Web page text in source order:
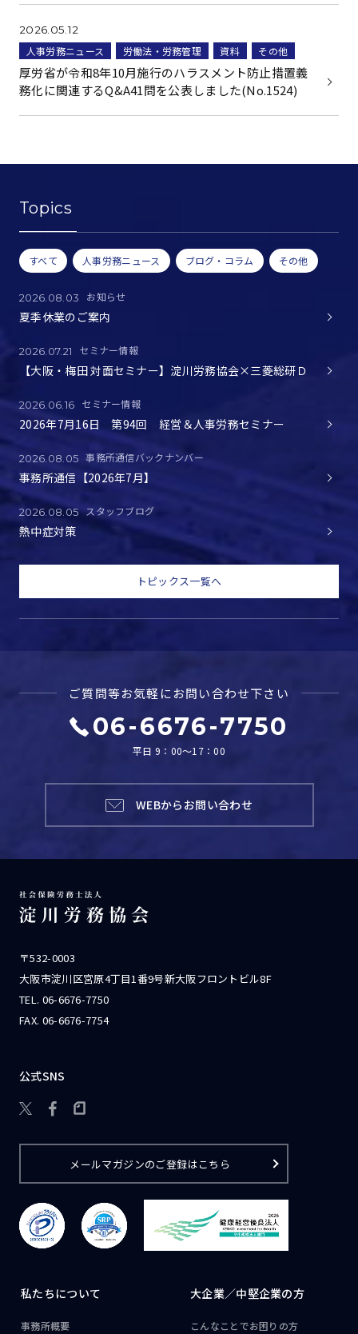
Topics
すべて 人事労務ニュース ブログ・コラム その他
2026.08.03 お知らせ
夏季休業のご案内
2026.07.21 セミナー情報
【大阪・梅田 対面セミナー】淀川労務協会×三菱総研Ｄ
2026.06.16 セミナー情報
2026年7月16日 第94回 経営＆人事労務セミナー
2026.08.05 事務所通信バックナンバー
事務所通信【2026年7月】
2026.08.05 スタッフブログ
熱中症対策
トピックス一覧へ
2026.05.12
人事労務ニュース 労働法・労務管理 資料 その他
厚労省が令和8年10月施行のハラスメント防止措置義
務化に関連するQ&A41問を公表しました(No.1524)
ご質問等お気軽にお問い合わせ下さい
06-6676-7750
平日 9：00～17：00
WEBからお問い合わせ
〒532-0003
大阪市淀川区宮原4丁目1番9号新大阪フロントビル8F
TEL. 06-6676-7750
FAX. 06-6676-7754
公式SNS

メールマガジンのご登録はこちら
私たちについて
事務所概要
大企業／中堅企業の方
こんなことでお困りの方